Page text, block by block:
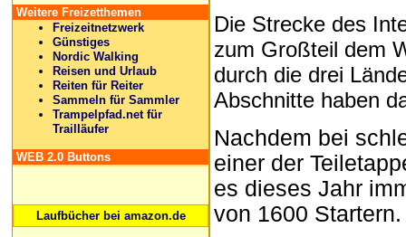
Weitere Freizetthemen
Freizeitnetzwerk
Günstiges
Nordic Walking
Reisen und Urlaub
Reiten für Reiter
Sammeln für Sammler
Trampelpfad.net für
Trailläufer
WEB 2.0 Buttons
Laufbücher bei amazon.de
Die Strecke des
zum Großteil dem
durch die drei
Abschnitte haben
Nachdem bei
einer der
es dieses Jahr
von 1600 Startern.